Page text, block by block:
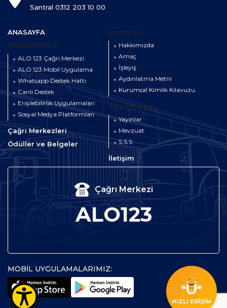
HIZLI ERİŞİM
Santral 0312 203 10 00
ANASAYFA
Hizmetlerimiz
ALO 123 Çağrı Merkezi
ALO 123 Mobil Uygulama
Whatsapp Destek Hattı
Canlı Destek
Erişilebilirlik Uygulamaları
Sosyal Medya Platformları
Çağrı Merkezleri
Ödüller ve Belgeler
Kurumsal
Hakkımızda
Amaç
İşleyiş
Aydınlatma Metni
Kurumsal Kimlik Kılavuzu
Bilgi Merkezi
Yayınlar
Mevzuat
S.S.S
İletişim
Çağrı Merkezi
ALO123
MOBİL UYGULAMALARIMIZ: